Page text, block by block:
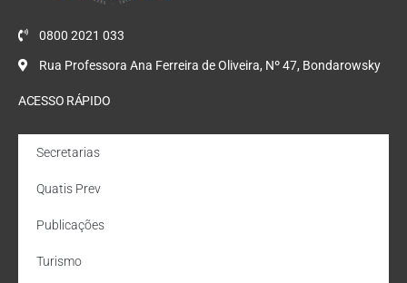
0800 2021 033
Rua Professora Ana Ferreira de Oliveira, Nº 47, Bondarowsky
ACESSO RÁPIDO
Secretarias
Quatis Prev
Publicações
Turismo